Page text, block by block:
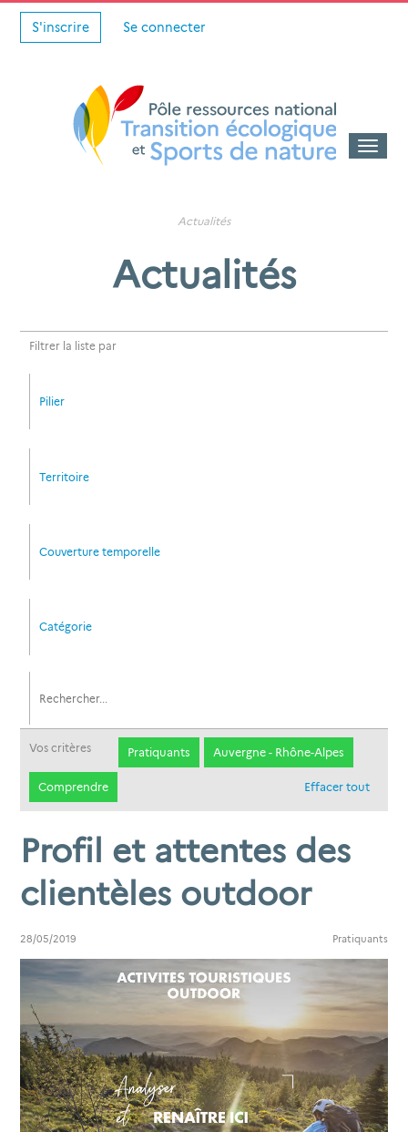
S'inscrire Se connecter
Toggle
Actualités
Actualités
Filtrer la liste par
Pilier
Territoire
Couverture temporelle
Catégorie
Vos critères Pratiquants Auvergne - Rhône-Alpes
Comprendre Effacer tout
Profil et attentes des
clientèles outdoor
28/05/2019 Pratiquants